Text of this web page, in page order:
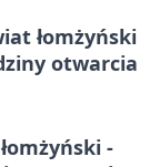
łomżyński
otwarcia
-